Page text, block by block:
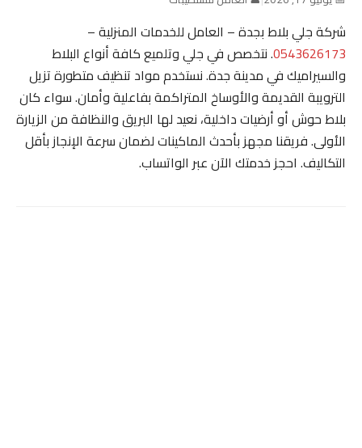
شركة جلي بلاط بجدة – العامل للخدمات المنزلية –
0543626173. نتخصص في جلي وتلميع كافة أنواع البلاط
والسيراميك في مدينة جدة. نستخدم مواد تنظيف متطورة تزيل
الترويبة القديمة والأوساخ المتراكمة بفاعلية وأمان. سواء كان
بلاط حوش أو أرضيات داخلية، نعيد لها البريق والنظافة من الزيارة
الأولى. فريقنا مجهز بأحدث الماكينات لضمان سرعة الإنجاز بأقل
التكاليف. احجز خدمتك الآن عبر الواتساب.